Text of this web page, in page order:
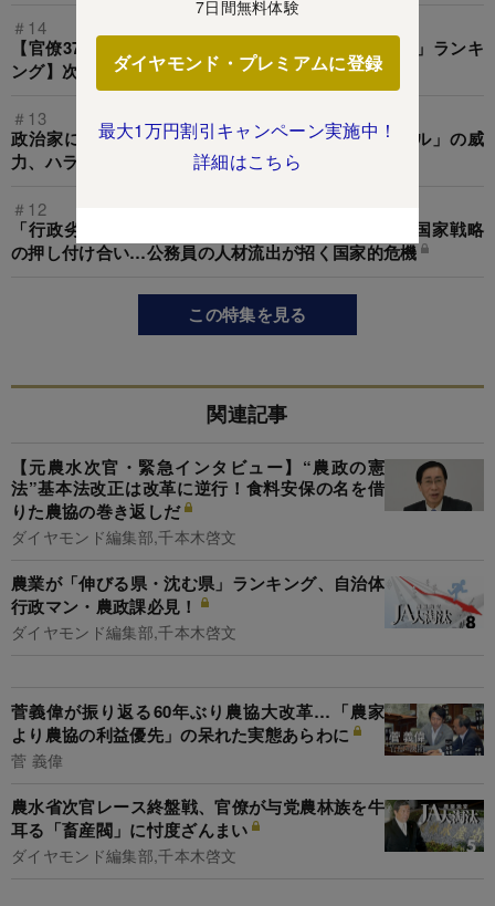
7日間無料体験
ダイヤモンド・プレミアムに登録
最大1万円割引キャンペーン実施中！
詳細はこちら
＃14
【官僚371人が決める「次官になってほしい省庁幹部」ランキ
ング】次の防衛次官と統合幕僚長を大予想！
＃13
政治家による公務員へのパワハラを防ぐ「英国ルール」の威
力、ハラスメントの有無の調査が肝
＃12
「行政劣化」の深刻！コロナ対応での自治体格差、国家戦略
の押し付け合い…公務員の人材流出が招く国家的危機
この特集を見る
関連記事
【元農水次官・緊急インタビュー】“農政の憲
法”基本法改正は改革に逆行！食料安保の名を借
りた農協の巻き返しだ
ダイヤモンド編集部,千本木啓文
農業が「伸びる県・沈む県」ランキング、自治体
行政マン・農政課必見！
ダイヤモンド編集部,千本木啓文
菅義偉が振り返る60年ぶり農協大改革…「農家
より農協の利益優先」の呆れた実態あらわに
菅 義偉
農水省次官レース終盤戦、官僚が与党農林族を牛
耳る「畜産閥」に忖度ざんまい
ダイヤモンド編集部,千本木啓文